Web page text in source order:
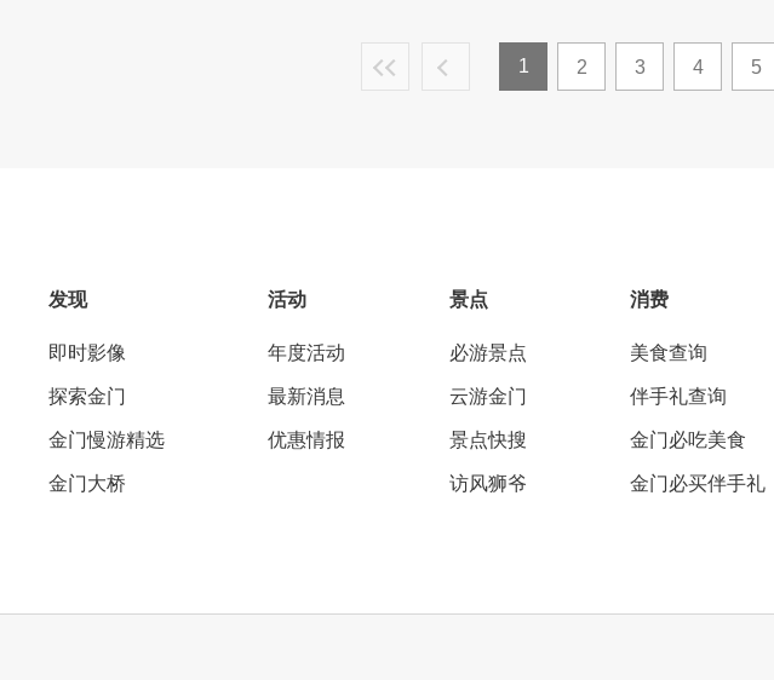
1 2 3 4 5
发现
即时影像
探索金门
金门慢游精选
金门大桥
活动
年度活动
最新消息
优惠情报
景点
必游景点
云游金门
景点快搜
访风狮爷
消费
美食查询
伴手礼查询
金门必吃美食
金门必买伴手礼